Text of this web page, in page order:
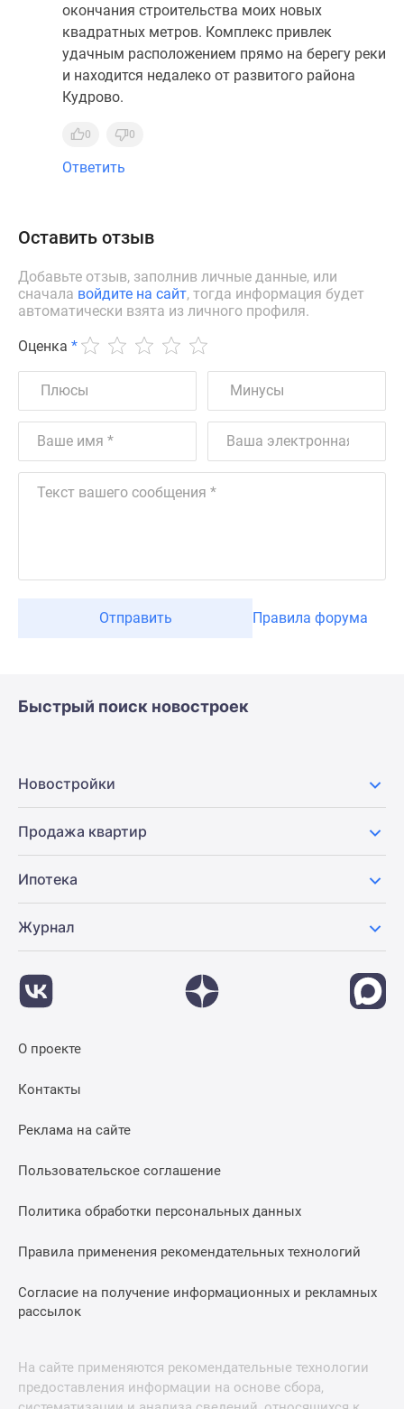
окончания строительства моих новых
квадратных метров. Комплекс привлек
удачным расположением прямо на берегу реки
и находится недалеко от развитого района
Кудрово.
0 0
Ответить
Оставить отзыв
Добавьте отзыв, заполнив личные данные, или
сначала войдите на сайт, тогда информация будет
автоматически взята из личного профиля.
Оценка *
Отправить Правила форума
Быстрый поиск новостроек
Новостройки
Продажа квартир
Ипотека
Журнал
О проекте
Контакты
Реклама на сайте
Пользовательское соглашение
Политика обработки персональных данных
Правила применения рекомендательных технологий
Согласие на получение информационных и рекламных
рассылок
На сайте применяются рекомендательные технологии
предоставления информации на основе сбора,